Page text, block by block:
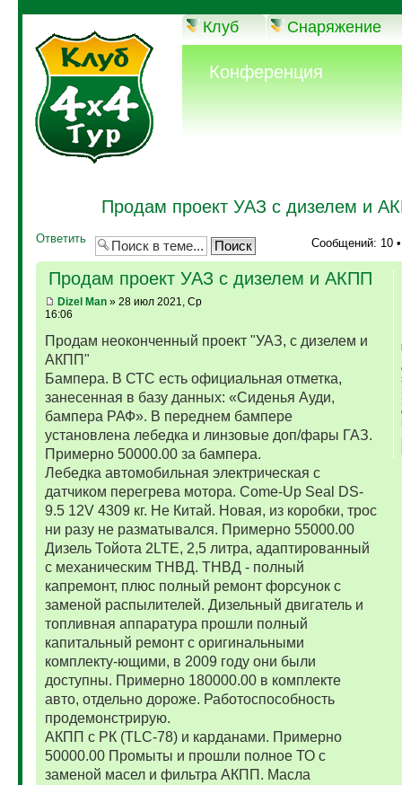
Клуб Снаряжение
Конференция
Продам проект УАЗ с дизелем и
Ответить Сообщений: 10
Продам проект УАЗ с дизелем и АКПП
Dizel Man» 28 июл 2021, Ср
16:06
Продам неоконченный проект "УАЗ, с дизелем и
АКПП"
Бампера. В СТС есть официальная отметка,
занесенная в базу данных: «Сиденья Ауди,
бампера РАФ». В переднем бампере
установлена лебедка и линзовые доп/фары ГАЗ.
Примерно 50000.00 за бампера.
Лебедка автомобильная электрическая с
датчиком перегрева мотора. Come-Up Seal DS-
9.5 12V 4309 кг. Не Китай. Новая, из коробки, трос
ни разу не разматывался. Примерно 55000.00
Дизель Тойота 2LTE, 2,5 литра, адаптированный
с механическим ТНВД. ТНВД - полный
капремонт, плюс полный ремонт форсунок с
заменой распылителей. Дизельный двигатель и
топливная аппаратура прошли полный
капитальный ремонт с оригинальными
комплекту-ющими, в 2009 году они были
доступны. Примерно 180000.00 в комплекте
авто, отдельно дороже. Работоспособность
продемонстрирую.
АКПП с РК (TLC-78) и карданами. Примерно
50000.00 Промыты и прошли полное ТО с
заменой масел и фильтра АКПП. Масла